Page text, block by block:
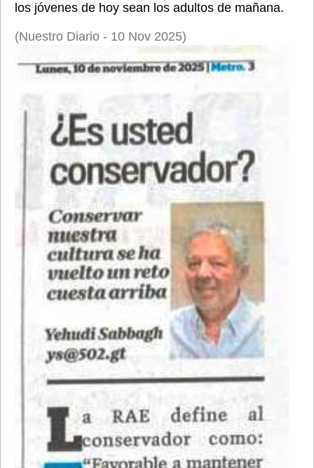
los jóvenes de hoy sean los adultos de mañana.
(Nuestro Diario - 10 Nov 2025)